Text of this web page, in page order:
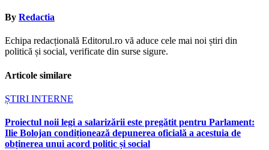
By Redactia
Echipa redacțională Editorul.ro vă aduce cele mai noi știri din
politică și social, verificate din surse sigure.
Articole similare
ȘTIRI INTERNE
Proiectul noii legi a salarizării este pregătit pentru Parlament:
Ilie Bolojan condiționează depunerea oficială a acestuia de
obținerea unui acord politic și social